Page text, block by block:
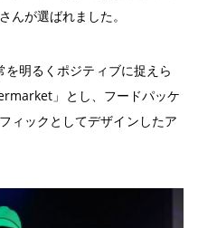
んが選ばれました。
を明るくポジティブに捉えら
」とし、フードパッケ
ィックとしてデザインしたア